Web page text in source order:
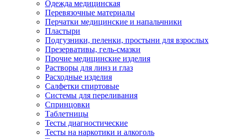
Одежда медицинская
Перевязочные материалы
Перчатки медицинские и напальчники
Пластыри
Подгузники, пеленки, простыни для взрослых
Презервативы, гель-смазки
Прочие медицинские изделия
Растворы для линз и глаз
Расходные изделия
Салфетки спиртовые
Системы для переливания
Спринцовки
Таблетницы
Тесты диагностические
Тесты на наркотики и алкоголь